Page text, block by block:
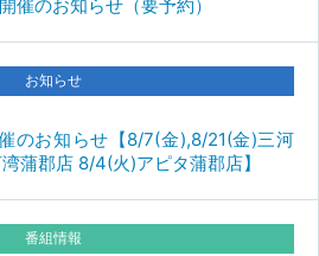
催のお知らせ（要予約）
お知らせ
のお知らせ【8/7(金),8/21(金)三河
蒲郡店 8/4(火)アピタ蒲郡店】
番組情報